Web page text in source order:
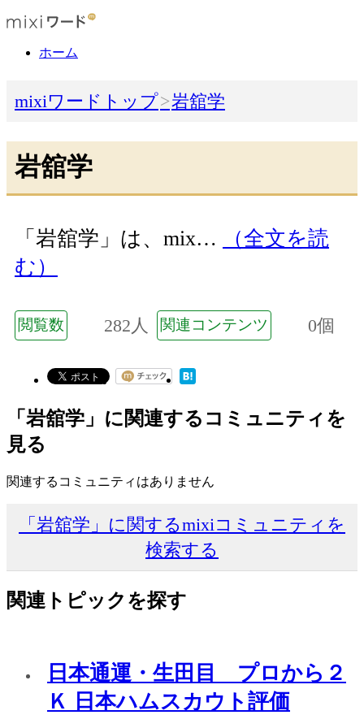
ホーム
mixiワードトップ 岩舘学
岩舘学
「岩舘学」は、mix…
（全文を読
む）
閲覧数 282人 関連コンテンツ 0個
「岩舘学」に関連するコミュニティを
見る
関連するコミュニティはありません
「岩舘学」に関するmixiコミュニティを
検索する
関連トピックを探す
日本通運・生田目 プロから２
Ｋ 日本ハムスカウト評価